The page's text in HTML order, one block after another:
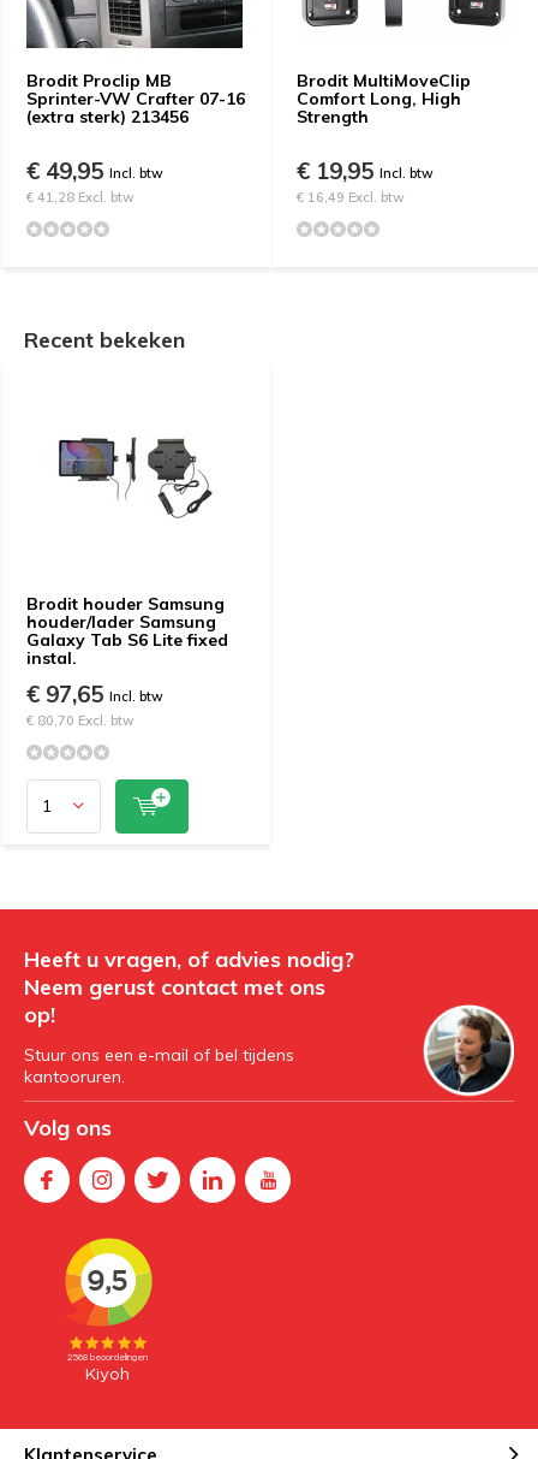
Brodit Proclip MB
Sprinter-VW Crafter 07-16
(extra sterk) 213456
€ 49,95 Incl. btw
€ 41,28 Excl. btw
Brodit MultiMoveClip
Comfort Long, High
Strength
€ 19,95 Incl. btw
€ 16,49 Excl. btw
Recent bekeken
Brodit houder Samsung
houder/lader Samsung
Galaxy Tab S6 Lite fixed
instal.
€ 97,65 Incl. btw
€ 80,70 Excl. btw
Heeft u vragen, of advies nodig?
Neem gerust contact met ons
op!
Stuur ons een e-mail of bel tijdens
kantooruren.
Volg ons